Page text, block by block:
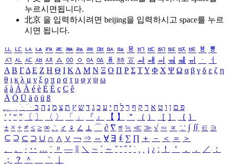
누르시면됩니다.
北京 을 입력하시려면 beijing을 입력하시고 space를 누르
시면 됩니다.
ㅥ ㅦ ㅧ ㅨ ㅩ ㅪ ㅫ ㅬ ㅭ ㅮ ㅯ ㅰ ㅱ ㅲ ㅳ ㅴ ㅵ ㅶ ㅷ ㅸ
ㅹ
ㅺ ㅻ ㅼ ㅽ ㅾ ㅿ ㆀ ㆁ ㆂ ㆃ ㆄ ㆅ ㆆ ㆇ ㆈ ㆉ ㆊ ㆋ ㆌ ㆍ
ㆎ
Α Β ΓΔ Ε Ζ Η Θ Ι ΚΛ Μ Ν Ξ Ο Π Ρ Σ ΤΥ Φ Χ Ψ Ω α β γ δ ε ζ η
θ ι κ λ μ ν ξ ο π ρ σ τ υ φ χ ψ ω
á à Á À é è É È ç Ç ê
Ä Ö Ü ä ö ü ß
ִֶֹ ֻּ ׁׂ פ ם ן ו ט א ר ק ף ך ל ח י ע כ ג ד ש ץ ת צ מ נ ה ב
‘ ’ “ ” 〔 〕 〈 〉 「 」 『 』 【 】 ＂ （ ） ［ ］ ｛ ｝
± × ÷ ≠ ≤ ≥ ∞ ∴ ♂ ♀ ∠ ⊥ ⌒ ∂ ∇ ≡ ≒ ≪ ≫ √ ∽ ∝ ∵ ∫ ∬ ∈ ∋
⊆ ⊇ ⊂ ⊃ ∪ ∩ ∧ ∨ ￢ ⇒ ⇔ ∀ ∃ ∮ ∑ ∏ ＋ － ＜ ＝
＞
、
。 · ‥ … ¨ 〃 ― ＼ ∼ ´ ～ ˇ ˘ ˝ ˚ ˙ ¸ ¡ ¿ ː ！ ＇ ， ． ／
：
；
？ ＾ ｀